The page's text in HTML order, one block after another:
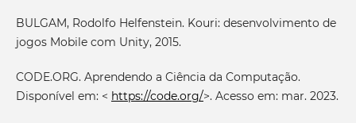
BULGAM, Rodolfo Helfenstein. Kouri: desenvolvimento de
jogos Mobile com Unity, 2015.
CODE.ORG. Aprendendo a Ciência da Computação.
Disponível em: < https://code.org/>. Acesso em: mar. 2023.